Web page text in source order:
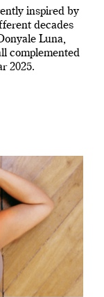
inspired by
decades
Luna,
complemented
2025.